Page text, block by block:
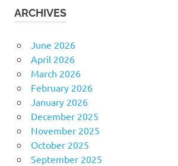
ARCHIVES
June 2026
April 2026
March 2026
February 2026
January 2026
December 2025
November 2025
October 2025
September 2025